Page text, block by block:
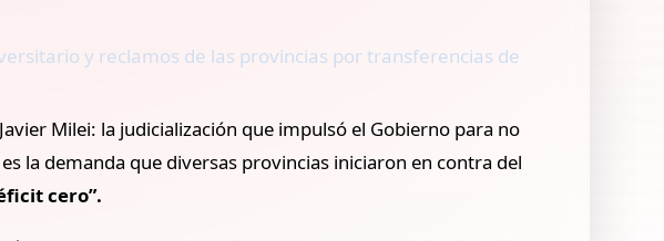
y reclamos de las provincias por transferencias de
Milei: la judicialización que impulsó el Gobierno para no
la demanda que diversas provincias iniciaron en contra del
cero”.